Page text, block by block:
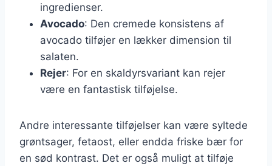
ingredienser.
Avocado: Den cremede konsistens af
avocado tilføjer en lækker dimension til
salaten.
Rejer: For en skaldyrsvariant kan rejer
være en fantastisk tilføjelse.
Andre interessante tilføjelser kan være syltede
grøntsager, fetaost, eller endda friske bær for
en sød kontrast. Det er også muligt at tilføje